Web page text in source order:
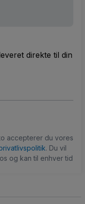
direkte til din
accepterer du vores
. Du vil
og kan til enhver tid